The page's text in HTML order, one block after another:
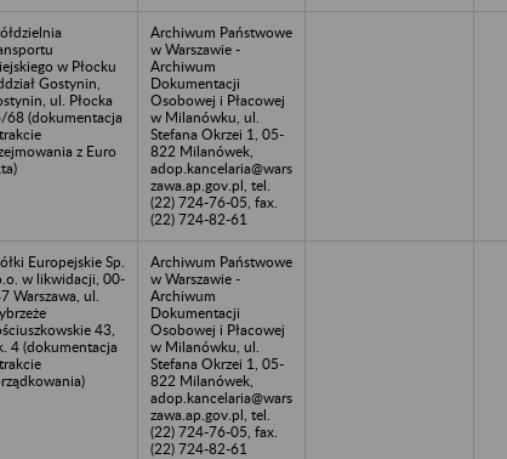
w Płocku
Gostynin,
ul. Płocka
68 (dokumentacja
z Euro
Archiwum Państwowe
w Warszawie -
Archiwum
Dokumentacji
Osobowej i Płacowej
w Milanówku, ul.
Stefana Okrzei 1, 05-
822 Milanówek,
adop.kancelaria@wars
zawa.ap.gov.pl, tel.
(22) 724-76-05, fax.
(22) 724-82-61
Europejskie Sp.
w likwidacji, 00-
Warszawa, ul.
43,
4 (dokumentacja
Archiwum Państwowe
w Warszawie -
Archiwum
Dokumentacji
Osobowej i Płacowej
w Milanówku, ul.
Stefana Okrzei 1, 05-
822 Milanówek,
adop.kancelaria@wars
zawa.ap.gov.pl, tel.
(22) 724-76-05, fax.
(22) 724-82-61